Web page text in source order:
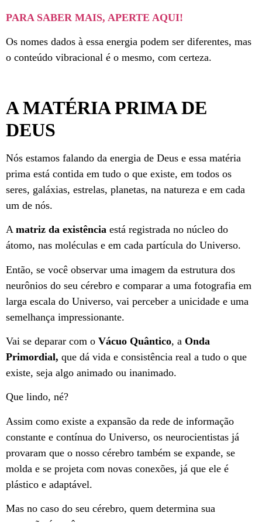
PARA SABER MAIS, APERTE AQUI!
Os nomes dados à essa energia podem ser diferentes, mas
o conteúdo vibracional é o mesmo, com certeza.
A MATÉRIA PRIMA DE
DEUS
Nós estamos falando da energia de Deus e essa matéria
prima está contida em tudo o que existe, em todos os
seres, galáxias, estrelas, planetas, na natureza e em cada
um de nós.
A matriz da existência está registrada no núcleo do
átomo, nas moléculas e em cada partícula do Universo.
Então, se você observar uma imagem da estrutura dos
neurônios do seu cérebro e comparar a uma fotografia em
larga escala do Universo, vai perceber a unicidade e uma
semelhança impressionante.
Vai se deparar com o Vácuo Quântico, a Onda
Primordial, que dá vida e consistência real a tudo o que
existe, seja algo animado ou inanimado.
Que lindo, né?
Assim como existe a expansão da rede de informação
constante e contínua do Universo, os neurocientistas já
provaram que o nosso cérebro também se expande, se
molda e se projeta com novas conexões, já que ele é
plástico e adaptável.
Mas no caso do seu cérebro, quem determina sua